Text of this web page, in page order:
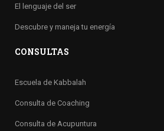
El lenguaje del ser
Descubre y maneja tu energía
CONSULTAS
Escuela de Kabbalah
Consulta de Coaching
Consulta de Acupuntura